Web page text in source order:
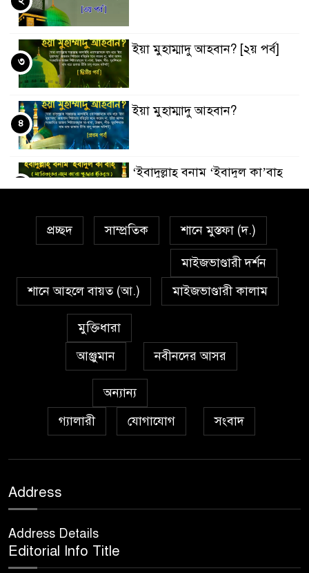
ইয়া মুহাম্মাদু আহবান? [২য় পর্ব]
৩
ইয়া মুহাম্মাদু আহবান?
৪
‘ইবাদুল্লাহ্ বনাম ‘ইবাদুল কা’বাহ্
সর্বকালের সব সমস্যার সমাধানের
একমাত্র উপায় মহানবী (দঃ) আদর্শ
প্রেমাস্পদের গলি
অঞ্চল ভিত্তিক জশনে জুলূসে ঈদে
মিলাদুন্নবী এর গুরুত্ব
আইয়ূবীদের গ্রীবায় মারওয়ানী
১০
‘উরসে পাক সম্পন্ন
প্রচ্ছদ সাম্প্রতিক শানে মুস্তফা (দ.)
শানে আহলে বায়ত (আ.)
মাইজভাণ্ডারী দর্শন
মাইজভাণ্ডারী কালাম
মুক্তিধারা
আঞ্জুমান
নবীনদের আসর
অন্যান্য
গ্যালারী
যোগাযোগ সংবাদ
Address
Address Details
Editorial Info Title